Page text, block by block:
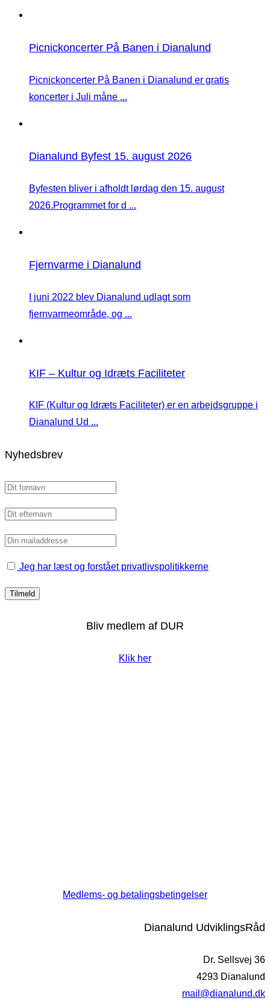
Picnickoncerter På Banen i Dianalund
Picnickoncerter På Banen i Dianalund er gratis
koncerter i Juli måne ...
Dianalund Byfest 15. august 2026
Byfesten bliver i afholdt lørdag den 15. august
2026.Programmet for d ...
Fjernvarme i Dianalund
I juni 2022 blev Dianalund udlagt som
fjernvarmeområde, og ...
KIF – Kultur og Idræts Faciliteter
KIF (Kultur og Idræts Faciliteter) er en arbejdsgruppe i
Dianalund Ud ...
Nyhedsbrev
Jeg har læst og forstået privatlivspolitikkerne
Bliv medlem af DUR
Klik her
Medlems- og betalingsbetingelser
Dianalund UdviklingsRåd
Dr. Sellsvej 36
4293 Dianalund
mail@dianalund.dk